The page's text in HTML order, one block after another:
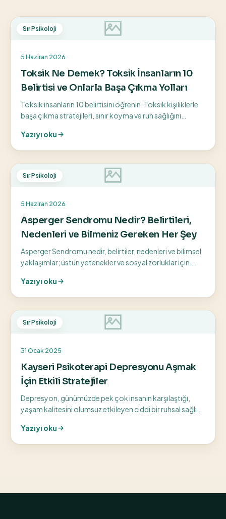
Sır Psikoloji
5 Haziran 2026
Toksik Ne Demek? Toksik İnsanların 10
Belirtisi ve Onlarla Başa Çıkma Yolları
Toksik insanların 10 belirtisini öğrenin. Toksik kişiliklerle
başa çıkma stratejileri, sınır koyma ve ruh sağlığını
Yazıyı oku
Sır Psikoloji
5 Haziran 2026
Asperger Sendromu Nedir? Belirtileri,
Nedenleri ve Bilmeniz Gereken Her Şey
Asperger Sendromu nedir, belirtiler, nedenleri ve bilimsel
yaklaşımlar; üstün yetenekler ve sosyal zorluklar için
Yazıyı oku
Sır Psikoloji
31 Ocak 2025
Kayseri Psikoterapi Depresyonu Aşmak
İçin Etkili Stratejiler
Depresyon, günümüzde pek çok insanın karşılaştığı,
yaşam kalitesini olumsuz etkileyen ciddi bir ruhsal sağlık
Yazıyı oku